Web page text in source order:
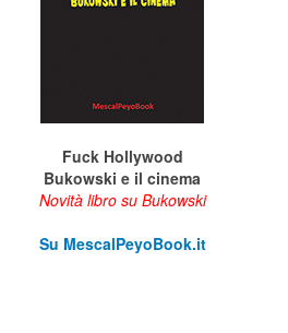
Fuck Hollywood
Bukowski e il cinema
Novità libro su Bukowski
Su MescalPeyoBook.it